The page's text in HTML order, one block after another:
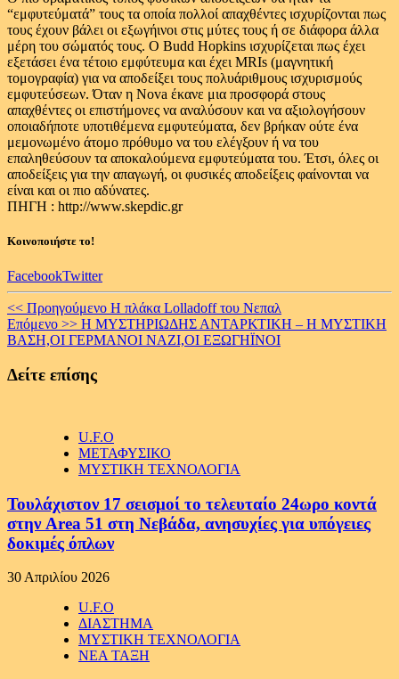
“εμφυτεύματά” τους τα οποία πολλοί απαχθέντες ισχυρίζονται πως
τους έχουν βάλει οι εξωγήινοι στις μύτες τους ή σε διάφορα άλλα
μέρη του σώματός τους. Ο Budd Hopkins ισχυρίζεται πως έχει
εξετάσει ένα τέτοιο εμφύτευμα και έχει MRIs (μαγνητική
τομογραφία) για να αποδείξει τους πολυάριθμους ισχυρισμούς
εμφυτεύσεων. Όταν η Nova έκανε μια προσφορά στους
απαχθέντες οι επιστήμονες να αναλύσουν και να αξιολογήσουν
οποιαδήποτε υποτιθέμενα εμφυτεύματα, δεν βρήκαν ούτε ένα
μεμονωμένο άτομο πρόθυμο να του ελέγξουν ή να του
επαληθεύσουν τα αποκαλούμενα εμφυτεύματα του. Έτσι, όλες οι
αποδείξεις για την απαγωγή, οι φυσικές αποδείξεις φαίνονται να
είναι και οι πιο αδύνατες.
ΠΗΓΗ : http://www.skepdic.gr
Κοινοποιήστε το!
FacebookTwitter
Continue
Reading
<< Προηγούμενο Η πλάκα Lolladoff του Νεπαλ
Επόμενο >> Η ΜΥΣΤΗΡΙΩΔΗΣ ΑΝΤΑΡΚΤΙΚΗ – H ΜΥΣΤΙΚΗ
ΒΑΣΗ,ΟΙ ΓΕΡΜΑΝΟΙ ΝΑΖΙ,ΟΙ ΕΞΩΓΗΪΝΟΙ
Δείτε επίσης
U.F.O
ΜΕΤΑΦΥΣΙΚΟ
ΜΥΣΤΙΚΗ ΤΕΧΝΟΛΟΓΙΑ
Τουλάχιστον 17 σεισμοί το τελευταίο 24ωρο κοντά
στην Area 51 στη Νεβάδα, ανησυχίες για υπόγειες
δοκιμές όπλων
30 Απριλίου 2026
U.F.O
ΔΙΑΣΤΗΜΑ
ΜΥΣΤΙΚΗ ΤΕΧΝΟΛΟΓΙΑ
ΝΕΑ ΤΑΞΗ